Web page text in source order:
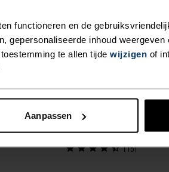
functioneren en de
gepersonaliseerde inhoud weergeven
te allen tijde wijzigen of
Aanpassen
Layer
Summer Sale
% %
Active Light Base
€27,95€34,95
(15)